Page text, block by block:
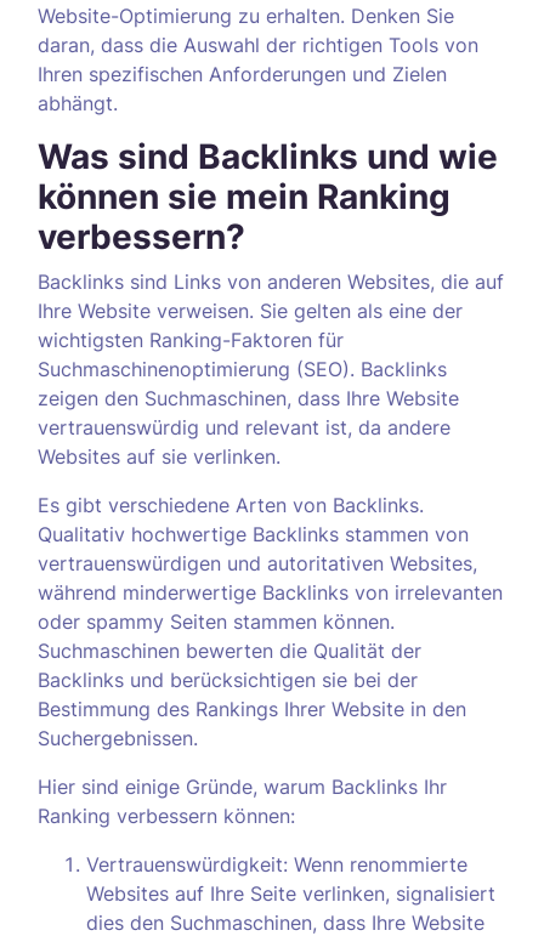
Website-Optimierung zu erhalten. Denken Sie
daran, dass die Auswahl der richtigen Tools von
Ihren spezifischen Anforderungen und Zielen
abhängt.
Was sind Backlinks und wie
können sie mein Ranking
verbessern?
Backlinks sind Links von anderen Websites, die auf
Ihre Website verweisen. Sie gelten als eine der
wichtigsten Ranking-Faktoren für
Suchmaschinenoptimierung (SEO). Backlinks
zeigen den Suchmaschinen, dass Ihre Website
vertrauenswürdig und relevant ist, da andere
Websites auf sie verlinken.
Es gibt verschiedene Arten von Backlinks.
Qualitativ hochwertige Backlinks stammen von
vertrauenswürdigen und autoritativen Websites,
während minderwertige Backlinks von irrelevanten
oder spammy Seiten stammen können.
Suchmaschinen bewerten die Qualität der
Backlinks und berücksichtigen sie bei der
Bestimmung des Rankings Ihrer Website in den
Suchergebnissen.
Hier sind einige Gründe, warum Backlinks Ihr
Ranking verbessern können:
Vertrauenswürdigkeit: Wenn renommierte
Websites auf Ihre Seite verlinken, signalisiert
dies den Suchmaschinen, dass Ihre Website